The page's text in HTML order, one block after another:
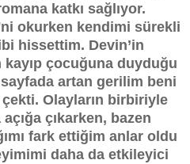
katkı sağlıyor.
okurken kendimi sürekli
hissettim. Devin’in
çocuğuna duyduğu
artan gerilim beni
Olayların birbiriyle
açığa çıkarken, bazen
fark ettiğim anlar oldu
daha da etkileyici